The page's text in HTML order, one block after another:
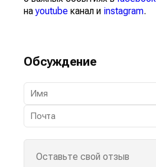
наyoutube канал и instagram.
Обсуждение